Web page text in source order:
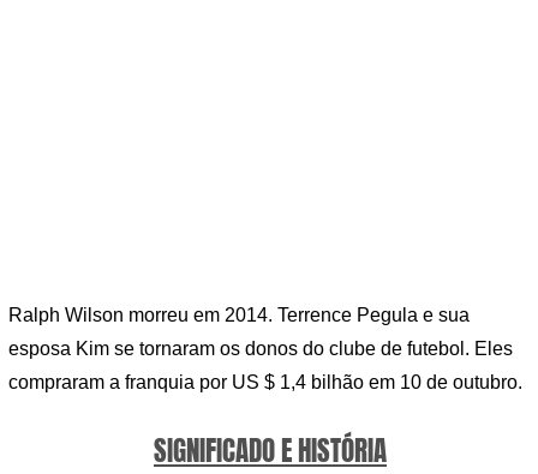
Ralph Wilson morreu em 2014. Terrence Pegula e sua
esposa Kim se tornaram os donos do clube de futebol. Eles
compraram a franquia por US $ 1,4 bilhão em 10 de outubro.
SIGNIFICADO E HISTÓRIA